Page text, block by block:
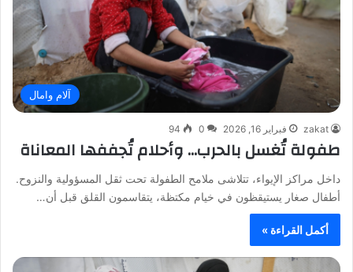
آلام وامال
zakat فبراير 16, 2026 0
94
طفولة تُغسل بالحرب… وأحلام تُجففها المعاناة
داخل مراكز الإيواء، تتلاشى ملامح الطفولة تحت ثقل المسؤولية والنزوح.
أطفال صغار يستيقظون في خيام مكتظة، يتقاسمون القلق قبل أن…
أكمل القراءة »